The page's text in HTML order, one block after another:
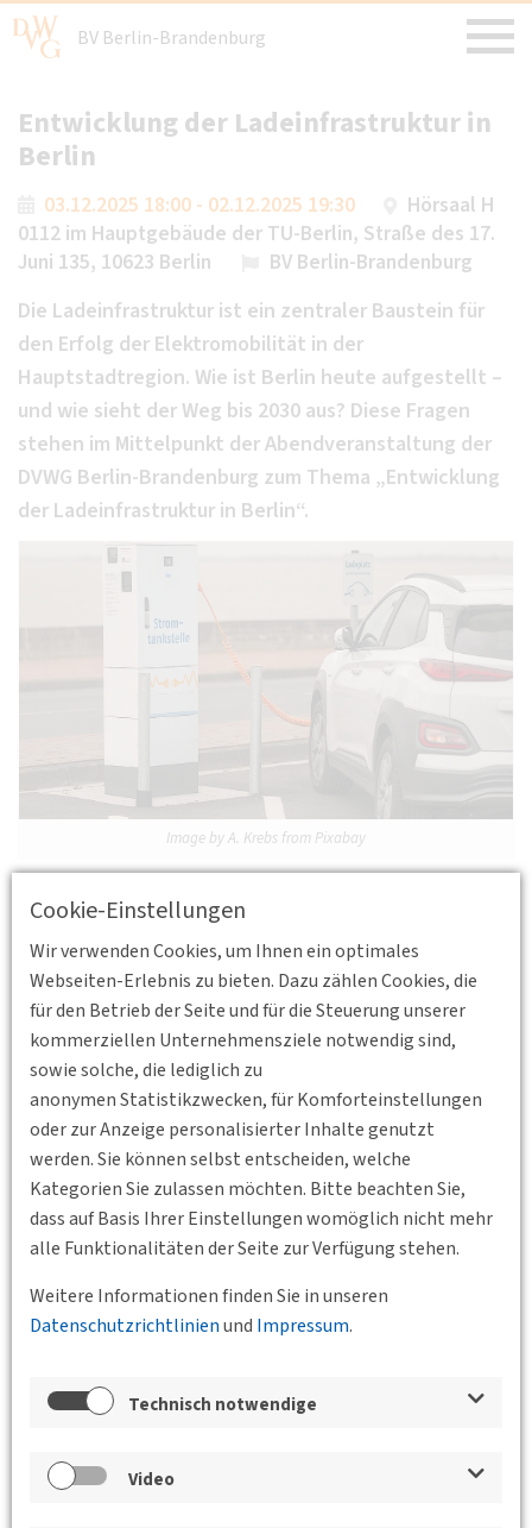
Cookie-Einstellungen
Wir verwenden Cookies, um Ihnen ein optimales
Webseiten-Erlebnis zu bieten. Dazu zählen Cookies, die
für den Betrieb der Seite und für die Steuerung unserer
kommerziellen Unternehmensziele notwendig sind,
sowie solche, die lediglich zu
anonymen Statistikzwecken, für Komforteinstellungen
oder zur Anzeige personalisierter Inhalte genutzt
werden. Sie können selbst entscheiden, welche
Kategorien Sie zulassen möchten. Bitte beachten Sie,
dass auf Basis Ihrer Einstellungen womöglich nicht mehr
alle Funktionalitäten der Seite zur Verfügung stehen.
Weitere Informationen finden Sie in unseren
Datenschutzrichtlinienund Impressum.
Technisch notwendige
Video
BV Berlin-Brandenburg
Entwicklung der Ladeinfrastruktur in
Berlin
03.12.2025 18:00 - 02.12.2025 19:30
Hörsaal H
0112 im Hauptgebäude der TU-Berlin, Straße des 17.
Juni 135, 10623 Berlin
BV Berlin-Brandenburg
Die Ladeinfrastruktur ist ein zentraler Baustein für
den Erfolg der Elektromobilität in der
Hauptstadtregion. Wie ist Berlin heute aufgestellt –
und wie sieht der Weg bis 2030 aus? Diese Fragen
stehen im Mittelpunkt der Abendveranstaltung der
DVWG Berlin-Brandenburg zum Thema „Entwicklung
der Ladeinfrastruktur in Berlin“.
Image by A. Krebs from Pixabay
Erfolg der Elektromobilität in der Hauptstadtregion. Wie ist
Berlin heute aufgestellt – und wie sieht der Weg bis 2030 aus?
Diese Fragen stehen im Mittelpunkt der Abendveranstaltung
der DVWG Berlin-Brandenburg zum Thema„Entwicklung der
Ladeinfrastruktur in Berlin“.
Termin: 03.12.2025 Beginn: 18:00 Uhr Ende: 19:30 Uhr
Ort:Hörsaal H 0112, Hauptgebäude der TU Berlin in
der Straße des 17. Juni 135, 10623 Berlin
Im Rahmen der Veranstaltung beleuchten zwei Fachvorträge
unterschiedliche Perspektiven:
Frau Saskia Rasper(Berliner Agentur für
Elektromobilität eMO, Berlin Partner für Wirtschaft und
Technologie GmbH)
Entwicklung bis 2030“
Herr Andreas Lischke
„Die Mehrfachnutzung von Ladeinfrastruktur im